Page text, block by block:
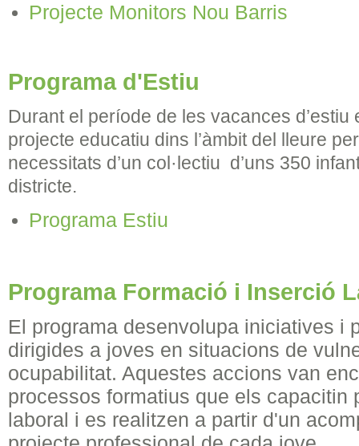
Projecte Monitors Nou Barris
Programa d'Estiu
Durant el període de les vacances
projecte educatiu dins l’àmbit del lleure
necessitats d’un col·lectiu d’uns 350
districte.
Programa Estiu
Programa Formació i Inserció
El programa desenvolupa iniciatives i
dirigides a joves en situacions de
ocupabilitat. Aquestes accions van
processos formatius que els capacitin
laboral i es realitzen a partir d'un